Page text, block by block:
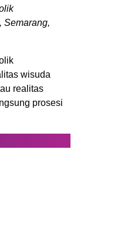
Semarang,
wisuda
realitas
prosesi